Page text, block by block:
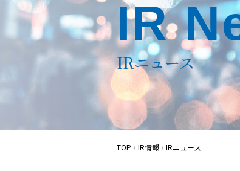
IR
IRニュース
TOP IR情報 IRニュース